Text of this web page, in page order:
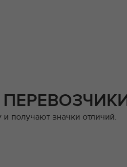
получают значки отличий.